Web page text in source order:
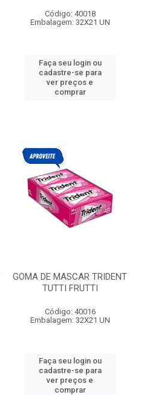
Código: 40018
Embalagem: 32X21 UN
Faça seu login ou
cadastre-se para
ver preços e
comprar
GOMA DE MASCAR TRIDENT
TUTTI FRUTTI
Código: 40016
Embalagem: 32X21 UN
Faça seu login ou
cadastre-se para
ver preços e
comprar